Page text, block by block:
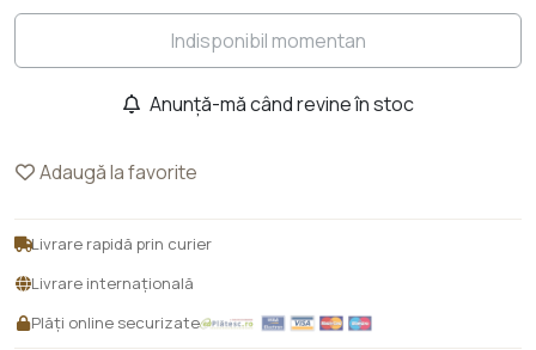
Indisponibil momentan
Anunță-mă când revine în stoc
Adaugă la favorite
Livrare rapidă prin curier
Livrare internațională
Plăți online securizate